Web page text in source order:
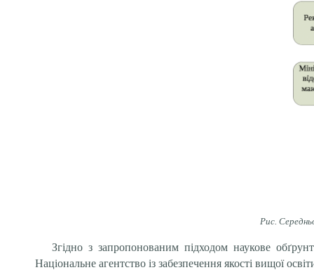
Рис.
Згідно з запропонованим підходом наукове
Національне агентство із забезпечення якості вищої